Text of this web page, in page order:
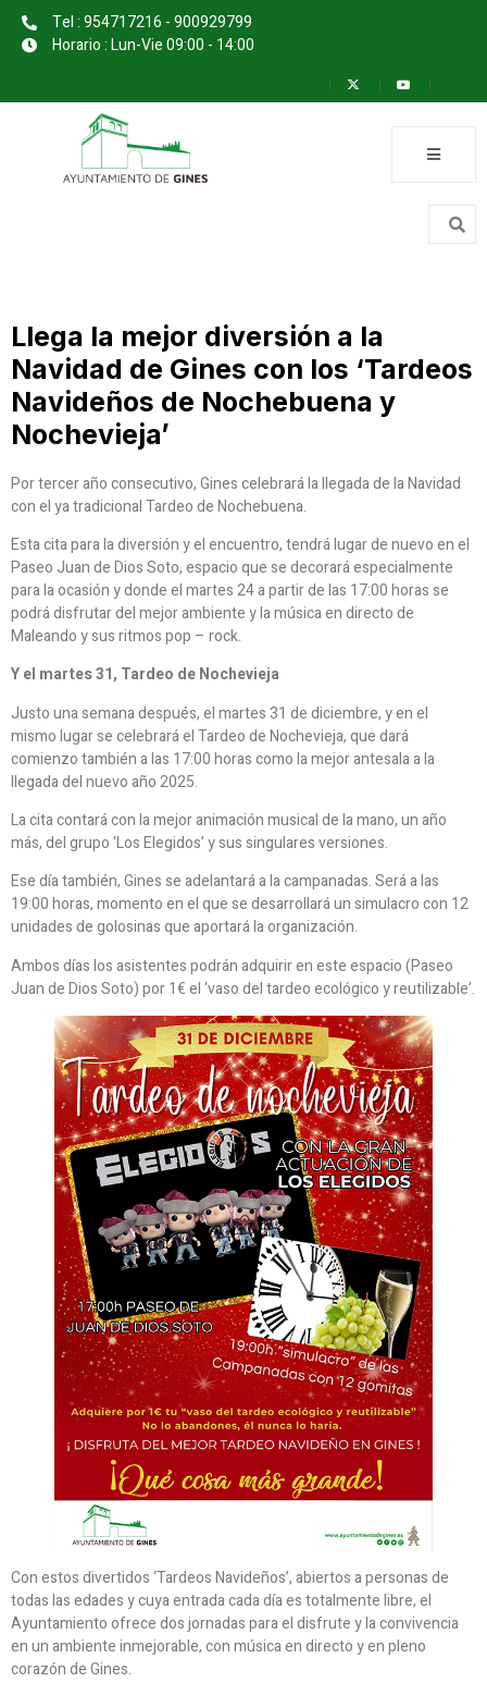
Tel : 954717216 - 900929799
Horario : Lun-Vie 09:00 - 14:00
Llega la mejor diversión a la
Navidad de Gines con los ‘Tardeos
Navideños de Nochebuena y
Nochevieja’
Por tercer año consecutivo, Gines celebrará la llegada de la Navidad
con el ya tradicional Tardeo de Nochebuena.
Esta cita para la diversión y el encuentro, tendrá lugar de nuevo en el
Paseo Juan de Dios Soto, espacio que se decorará especialmente
para la ocasión y donde el martes 24 a partir de las 17:00 horas se
podrá disfrutar del mejor ambiente y la música en directo de
Maleando y sus ritmos pop – rock.
Y el martes 31, Tardeo de Nochevieja
Justo una semana después, el martes 31 de diciembre, y en el
mismo lugar se celebrará el Tardeo de Nochevieja, que dará
comienzo también a las 17:00 horas como la mejor antesala a la
llegada del nuevo año 2025.
La cita contará con la mejor animación musical de la mano, un año
más, del grupo ‘Los Elegidos’ y sus singulares versiones.
Ese día también, Gines se adelantará a la campanadas. Será a las
19:00 horas, momento en el que se desarrollará un simulacro con 12
unidades de golosinas que aportará la organización.
Ambos días los asistentes podrán adquirir en este espacio (Paseo
Juan de Dios Soto) por 1€ el ‘vaso del tardeo ecológico y reutilizable’.
Con estos divertidos ‘Tardeos Navideños’, abiertos a personas de
todas las edades y cuya entrada cada día es totalmente libre, el
Ayuntamiento ofrece dos jornadas para el disfrute y la convivencia
en un ambiente inmejorable, con música en directo y en pleno
corazón de Gines.